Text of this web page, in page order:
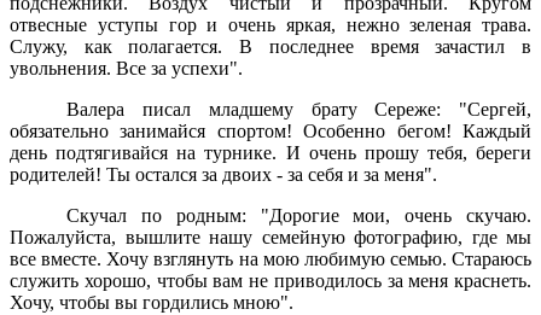
отвесные уступы гор и очень яркая, нежно зеленая трава.
Служу, как полагается. В последнее время зачастил в
увольнения. Все за успехи".
Валера писал младшему брату Сереже: "Сергей,
обязательно занимайся спортом! Особенно бегом! Каждый
день подтягивайся на турнике. И очень прошу тебя, береги
родителей! Ты остался за двоих - за себя и за меня".
Скучал по родным: "Дорогие мои, очень скучаю.
Пожалуйста, вышлите нашу семейную фотографию, где мы
все вместе. Хочу взглянуть на мою любимую семью. Стараюсь
служить хорошо, чтобы вам не приводилось за меня краснеть.
Хочу, чтобы вы гордились мною".